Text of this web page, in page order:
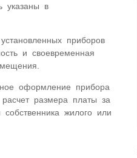
указаны в
приборов
и своевременная
оформление прибора
расчет размера платы за
жилого или